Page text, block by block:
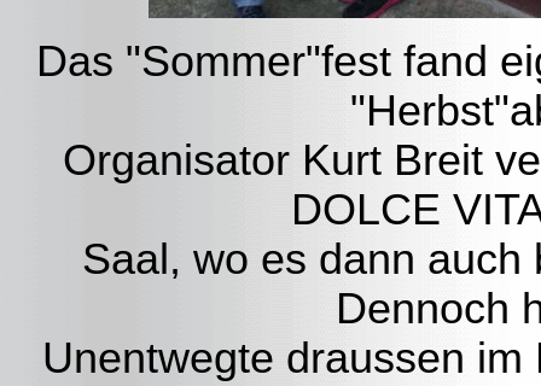
Das "Sommer"fest fand
Organisator Kurt Breit
DOLCE
Saal, wo es dann
Dennoch
Unentwegte draussen